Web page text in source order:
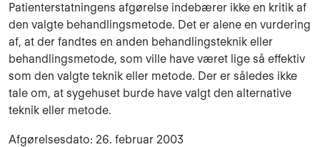
Patienterstatningens afgørelse indebærer ikke en kritik af
den valgte behandlingsmetode. Det er alene en vurdering
af, at der fandtes en anden behandlingsteknik eller
behandlingsmetode, som ville have været lige så effektiv
som den valgte teknik eller metode. Der er således ikke
tale om, at sygehuset burde have valgt den alternative
teknik eller metode.
Afgørelsesdato: 26. februar 2003